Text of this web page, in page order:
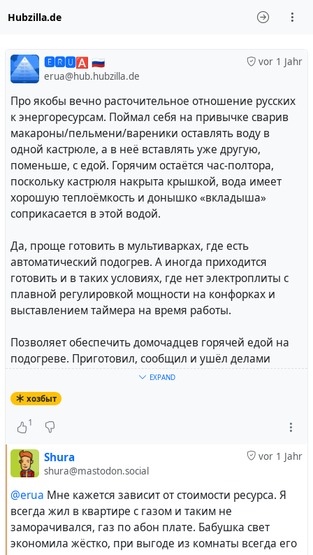
Hubzilla.de
vor 1 Jahr
🅴🆁🆄🅰 🇷🇺
erua@hub.hubzilla.de
Про якобы вечно расточительное отношение русских
к энергоресурсам. Поймал себя на привычке сварив
макароны/пельмени/вареники оставлять воду в
одной кастрюле, а в неё вставлять уже другую,
поменьше, с едой. Горячим остаётся час-полтора,
поскольку кастрюля накрыта крышкой, вода имеет
хорошую теплоёмкость и донышко «вкладыша»
соприкасается в этой водой.
Да, проще готовить в мультиварках, где есть
автоматический подогрев. А иногда приходится
готовить и в таких условиях, где нет электроплиты с
плавной регулировкой мощности на конфорках и
выставлением таймера на время работы.
Позволяет обеспечить домочадцев горячей едой на
подогреве. Приготовил, сообщил и ушёл делами
заниматься. Нет нужды всех созывать и подгонять,
мол иначе всё остынет и т.д.
А когда надо именно разогреть, то можно и на
кастрюль. Вода когда опять прогреется, то макароны
соответственно во «вкладыше» тоже станут горячими,
никуда не прилипнув со всеми соусами или чем они
там пропитаны.
И привычек таких разных у населения хватает. Это в
добавок к тому, что на пространстве пост-СССР и в
EXPAND
хозбыт
1
vor 1 Jahr
Shura
shura@mastodon.social
@erua Мне кажется зависит от стоимости ресурса. Я
всегда жил в квартире с газом и таким не
заморачивался, газ по абон плате. Бабушка свет
экономила жёстко, при выгоде из комнаты всегда его